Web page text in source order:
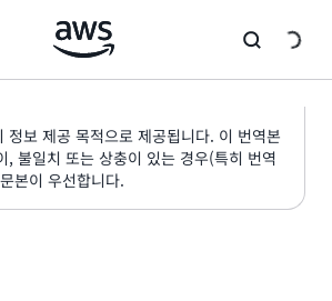
정보 제공 목적으로 제공됩니다. 이 번역본
, 불일치 또는 상충이 있는 경우(특히 번역
본이 우선합니다.